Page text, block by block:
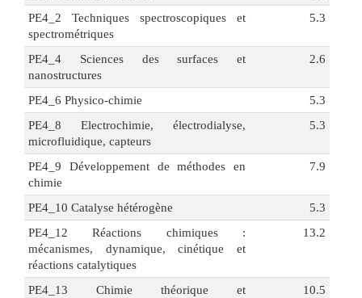
PE4_2 Techniques spectroscopiques et
spectrométriques
5.3
PE4_4 Sciences des surfaces et
nanostructures
2.6
PE4_6 Physico-chimie
5.3
PE4_8 Electrochimie, électrodialyse,
microfluidique, capteurs
5.3
PE4_9 Développement de méthodes en
chimie
7.9
PE4_10 Catalyse hétérogène
5.3
PE4_12 Réactions chimiques :
mécanismes, dynamique, cinétique et
réactions catalytiques
13.2
PE4_13 Chimie théorique et
10.5